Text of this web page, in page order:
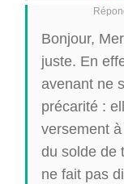
Bonjour,
juste. En
avenant ne
précarité :
versement
du solde de
ne fait pas